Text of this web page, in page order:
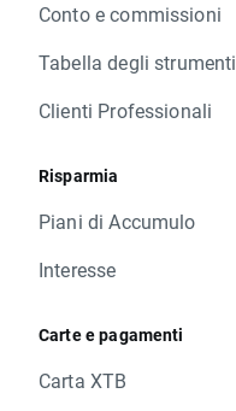
Conto e commissioni
Tabella degli strumenti
Clienti Professionali
Risparmia
Piani di Accumulo
Interesse
Carte e pagamenti
Carta XTB